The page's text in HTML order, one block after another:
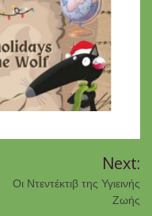
Next:
Οι Ντεντέκτιβ της Υγιεινής
Ζωής